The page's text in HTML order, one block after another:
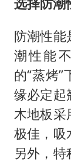
防潮性能
潮性能
的“蒸烤
缘必定起
木地板采
极佳，吸
另外，